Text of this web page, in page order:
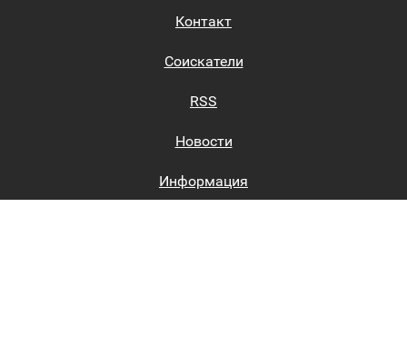
Контакт
Соискатели
RSS
Новости
Информация